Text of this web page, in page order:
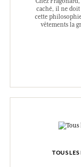
caché, il ne doit
cette
vêtements la
TOUS LES